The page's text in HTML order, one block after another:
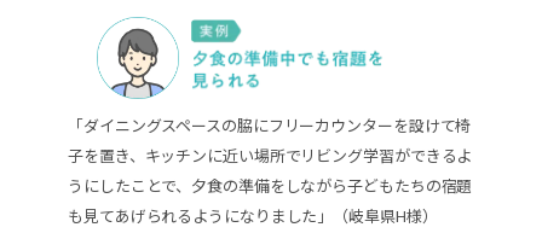
「ダイニングスペースの脇にフリーカウンターを設けて椅
子を置き、キッチンに近い場所でリビング学習ができるよ
うにしたことで、夕食の準備をしながら子どもたちの宿題
も見てあげられるようになりました」（岐阜県H様）